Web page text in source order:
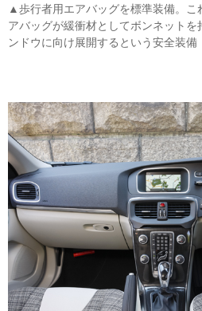
▲歩行者用エアバッグを標準装備。こ
アバッグが緩衝材としてボンネット
ンドウに向け展開するという安全装備